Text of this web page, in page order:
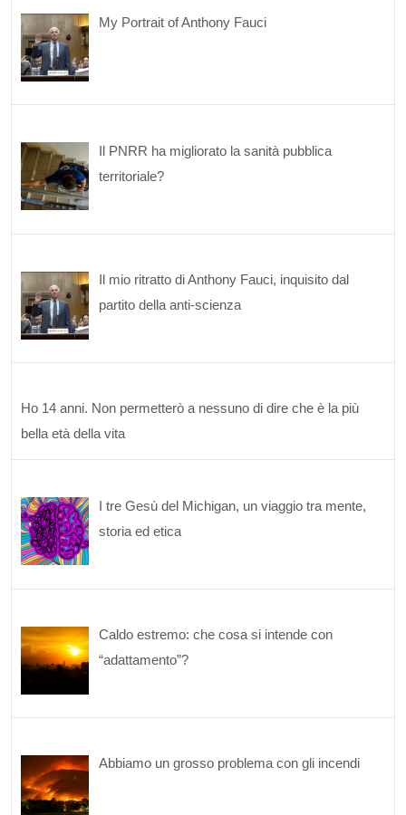
My Portrait of Anthony Fauci
Il PNRR ha migliorato la sanità pubblica
territoriale?
Il mio ritratto di Anthony Fauci, inquisito dal
partito della anti-scienza
Ho 14 anni. Non permetterò a nessuno di dire che è la più
bella età della vita
I tre Gesù del Michigan, un viaggio tra mente,
storia ed etica
Caldo estremo: che cosa si intende con
“adattamento”?
Abbiamo un grosso problema con gli incendi